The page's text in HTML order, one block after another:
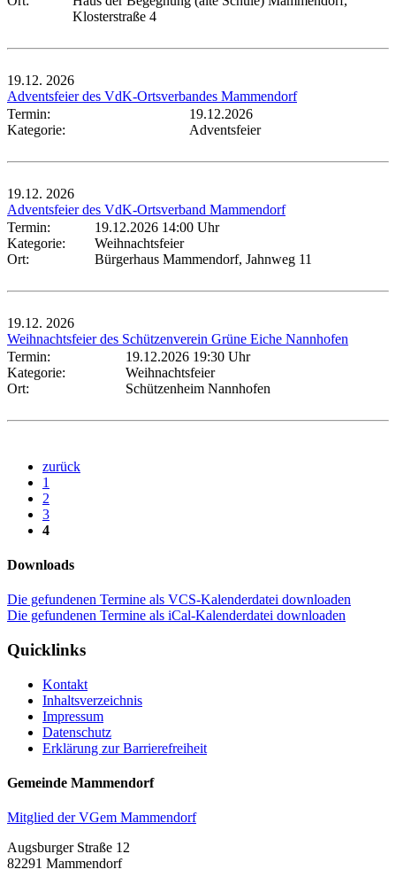
Klosterstraße 4
19.12. 2026
Adventsfeier des VdK-Ortsverbandes Mammendorf
Termin:
19.12.2026
Kategorie:
Adventsfeier
19.12. 2026
Adventsfeier des VdK-Ortsverband Mammendorf
Termin:
19.12.2026 14:00 Uhr
Kategorie:
Weihnachtsfeier
Ort:
Bürgerhaus Mammendorf, Jahnweg 11
19.12. 2026
Weihnachtsfeier des Schützenverein Grüne Eiche Nannhofen
Termin:
19.12.2026 19:30 Uhr
Kategorie:
Weihnachtsfeier
Ort:
Schützenheim Nannhofen
zurück
1
2
3
4
Downloads
Die gefundenen Termine als VCS-Kalenderdatei downloaden
Die gefundenen Termine als iCal-Kalenderdatei downloaden
Quicklinks
Kontakt
Inhaltsverzeichnis
Impressum
Datenschutz
Erklärung zur Barrierefreiheit
Gemeinde Mammendorf
Mitglied der VGem Mammendorf
Augsburger Straße 12
82291 Mammendorf